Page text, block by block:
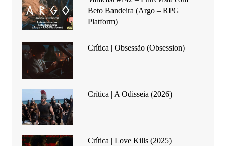
Beto Bandeira (Argo – RPG
Platform)
Crítica | Obsessão (Obsession)
Crítica | A Odisseia (2026)
Crítica | Love Kills (2025)